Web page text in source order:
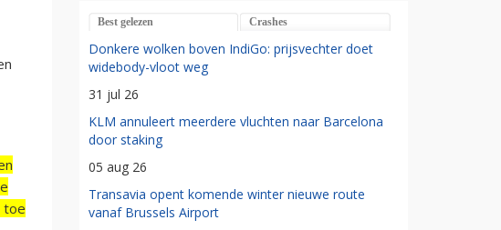
toe
Best gelezen Crashes
Donkere wolken boven IndiGo: prijsvechter doet
widebody-vloot weg
31 jul 26
KLM annuleert meerdere vluchten naar Barcelona
door staking
05 aug 26
Transavia opent komende winter nieuwe route
vanaf Brussels Airport